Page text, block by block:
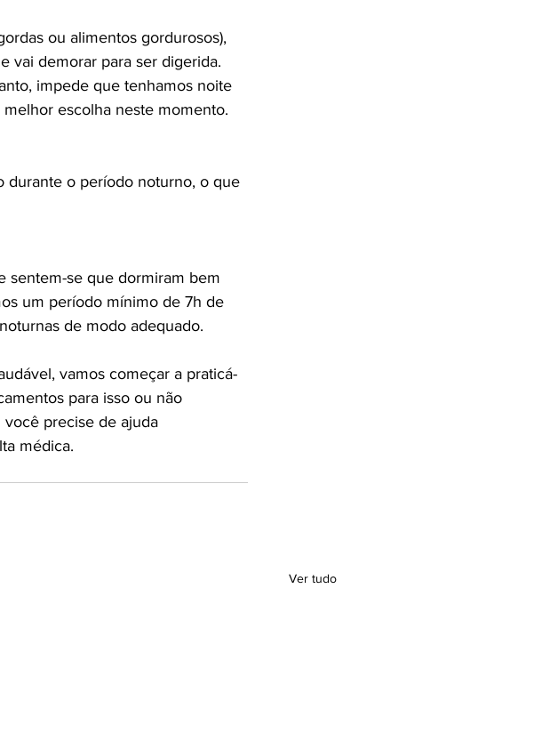
ou alimentos gordurosos),
vai demorar para ser digerida.
impede que tenhamos noite
escolha neste momento.
durante o período noturno, o que
sentem-se que dormiram bem
um período mínimo de 7h de
de modo adequado.
vamos começar a praticá-
para isso ou não
precise de ajuda
médica.
Ver tudo